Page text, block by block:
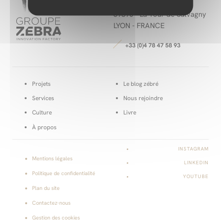
69890 -La Tour de Salvagny
LYON - FRANCE
+33 (0)4 78 47 58 93
Projets
Services
Culture
À propos
Le blog zébré
Nous rejoindre
Livre
INSTAGRAM
LINKEDIN
YOUTUBE
Mentions légales
Politique de confidentialité
Plan du site
Contactez-nous
Gestion des cookies